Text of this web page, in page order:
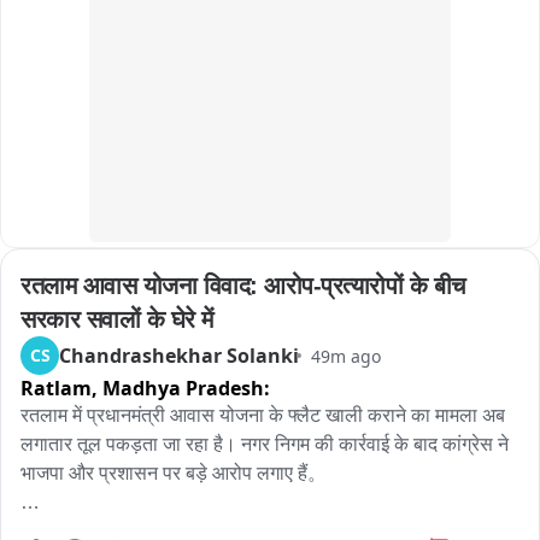
रतलाम आवास योजना विवाद: आरोप-प्रत्यारोपों के बीच
सरकार सवालों के घेरे में
CS Chandrashekhar Solanki 49m ago
Ratlam, Madhya Pradesh:
रतलाम में प्रधानमंत्री आवास योजना के फ्लैट खाली कराने का मामला अब
लगातार तूल पकड़ता जा रहा है। नगर निगम की कार्रवाई के बाद कांग्रेस ने
भाजपा और प्रशासन पर बड़े आरोप लगाए हैं。